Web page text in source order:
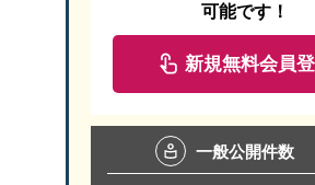
Youtube
魅力にあふれた物件となってお
ご見学や資料請求等
→狭山不動産入間店HPはこちら
→狭山不動産へのアクセスはこ
狭山不動産のSNSはこ
可能です！
新規無料会員
一般公開件数